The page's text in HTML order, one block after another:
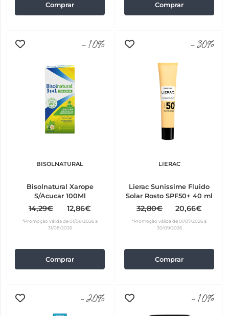
Comprar Comprar
-10%
BISOLNATURAL
Bisolnatural Xarope
S/Acucar 100Ml
14,29€ 12,86€
*Promoção válida de 01/08/2026 a
31/08/2026
Comprar
-30%
LIERAC
Lierac Sunissime Fluido
Solar Rosto SPF50+ 40 ml
32,80€ 20,66€
*Promoção válida de 01/07/2026 a
30/09/2026
Comprar
-20% -10%